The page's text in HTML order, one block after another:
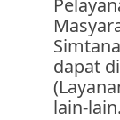
dapat
lain-